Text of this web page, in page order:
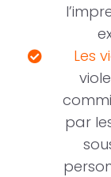
Les
par